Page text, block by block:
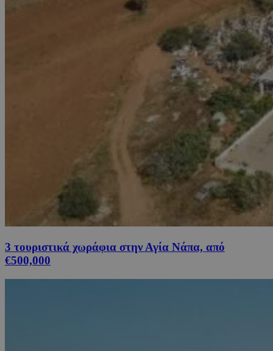
3 τουριστικά χωράφια στην Αγία Νάπα, από
€500,000